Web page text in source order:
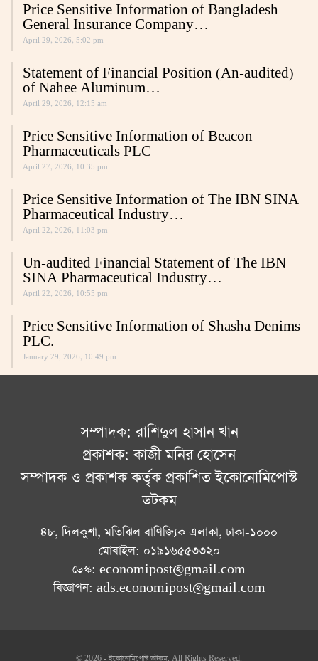
Price Sensitive Information of Bangladesh
General Insurance Company…
April 29, 2026, 5:02 pm
Statement of Financial Position (An-audited)
of Nahee Aluminum…
April 29, 2026, 12:15 am
Price Sensitive Information of Beacon
Pharmaceuticals PLC
April 27, 2026, 10:35 pm
Price Sensitive Information of The IBN SINA
Pharmaceutical Industry…
April 22, 2026, 11:03 pm
Un-audited Financial Statement of The IBN
SINA Pharmaceutical Industry…
April 22, 2026, 10:55 pm
Price Sensitive Information of Shasha Denims
PLC.
January 29, 2026, 10:49 pm
সম্পাদক: রাশিদুল হাসান খান
প্রকাশক: কাজী মনির হোসেন
সম্পাদক ও প্রকাশক কর্তৃক প্রকাশিত ইকোনোমিপোস্ট
ডটকম
৪৮, দিলকুশা, মতিঝিল বাণিজ্যিক এলাকা, ঢাকা-১০০০
মোবাইল: ০১৯১৬৫৫৩৩২০
ডেস্ক: economipost@gmail.com
বিজ্ঞাপন: ads.economipost@gmail.com